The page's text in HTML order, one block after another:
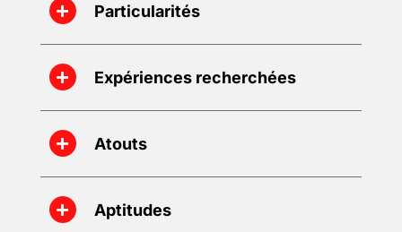
Particularités
Expériences recherchées
Atouts
Aptitudes